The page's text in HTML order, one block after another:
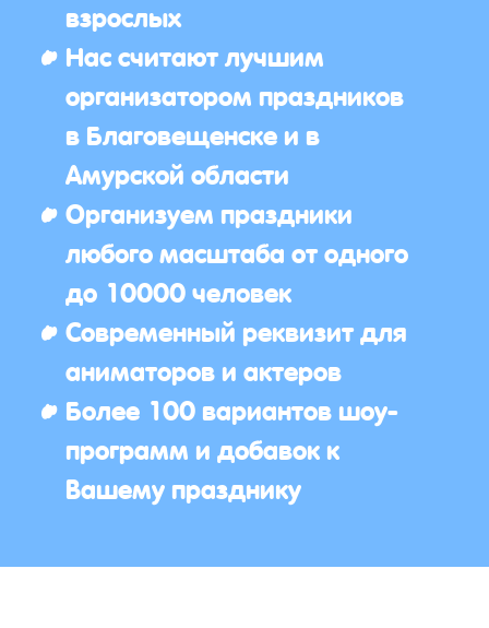
взрослых
Нас считают лучшим
организатором праздников
в Благовещенске и в
Амурской области
Организуем праздники
любого масштаба от одного
до 10000 человек
Современный реквизит для
аниматоров и актеров
Более 100 вариантов шоу-
программ и добавок к
Вашему празднику